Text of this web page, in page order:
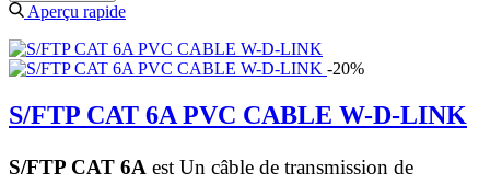
Aperçu rapide
-20%
S/FTP CAT 6A PVC CABLE W-D-LINK
S/FTP CAT 6A est Un câble de transmission de